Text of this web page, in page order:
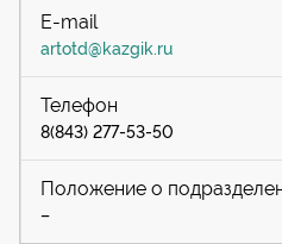
artotd@kazgik.ru
8(843) 277-53-50
–